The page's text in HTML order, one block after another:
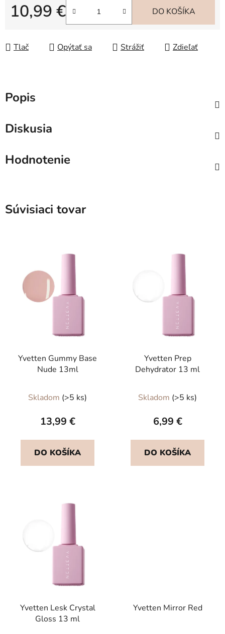
10,99 €
Jednotková cena:
DO KOŠÍKA
Tlač Opýtať sa Strážiť Zdieľať
Popis
Diskusia
Hodnotenie
Súvisiaci tovar
Yvetten Gummy Base
Nude 13ml
hodnotenie
produktu
5,0
z
Skladom (>5 ks)
13,99 €
DO KOŠÍKA
Yvetten Prep
Dehydrator 13 ml
Skladom (>5 ks)
6,99 €
DO KOŠÍKA
Yvetten Lesk Crystal
Gloss 13 ml
Yvetten Mirror Red